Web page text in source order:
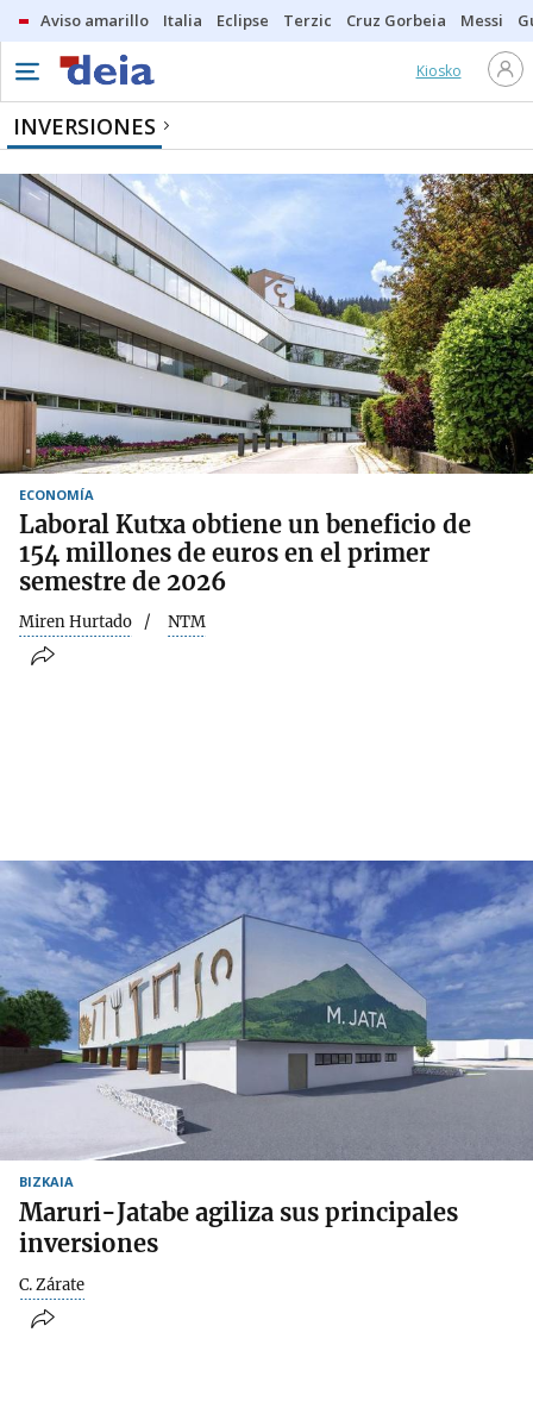
Aviso amarillo Italia Eclipse Terzic Cruz Gorbeia Messi
Kiosko
INVERSIONES
ECONOMÍA
Laboral Kutxa obtiene un beneficio de
154 millones de euros en el primer
semestre de 2026
Miren Hurtado NTM
BIZKAIA
Maruri-Jatabe agiliza sus principales
inversiones
C. Zárate